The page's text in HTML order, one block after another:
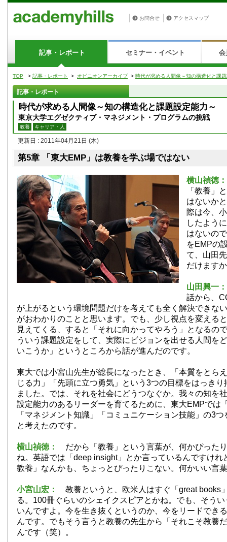
お問合せ アクセスマップ
記事・レポート セミナー・イベント 会
TOP > 記事・レポート > オピニオンアーカイブ > 時代が求める人間像～知の構造化と課
記事・レポート
時代が求める人間像～知の構造化と課題設定能力～
東京大学エグゼクティブ・マネジメント・プログラムの挑戦
教養 キャリア・人
更新日 : 2011年04月21日 (木)
第5章 「東大EMP」は教養を学ぶ場ではない
横山禎徳
「教養」
はないか
際は今、
したよう
はないの
をEMPの
て、山田
だけます
山田興一
話から、
が上がるという環境問題だけを考えても全く解決できな
がおわかりのことと思います。でも、少し視点を変える
見えてくる、すると「それに向かってやろう」となるの
ういう課題設定をして、実際にビジョンを出せる人間を
いこうか」というところから話が進んだのです。
東大では小宮山先生が総長になったとき、「本質をとら
じる力」「先頭に立つ勇気」という3つの目標をはっき
ました。では、それを社会にどうつなぐか。我々の知を
設定能力のあるリーダーを育てるために、東大EMPでは
「マネジメント知識」「コミュニケーション技能」の3
と考えたのです。
横山禎徳： だから「教養」という言葉が、何かぴった
ね。英語では「deep insight」とか言っているんですけれ
教養」なんかも、ちょっとぴったりこない。何かいい言
小宮山宏： 教養というと、欧米人はすぐ「great books
る。100冊ぐらいのシェイクスピアとかね。でも、そう
いんですよ。今を生き抜くというのか、今をリードでき
んです。でもそう言うと教養の先生から「それこそ教養
んです（笑）。